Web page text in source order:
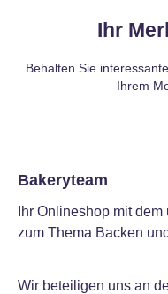
Ihr
Behalten Sie
Ihrem
Bakeryteam
Ihr Onlineshop mit
zum Thema Backen
Wir beteiligen uns an